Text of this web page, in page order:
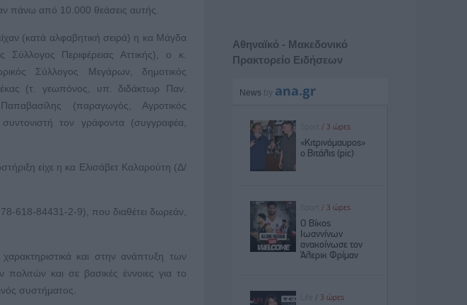
πάνω από 10.000 θεάσεις αυτής.
(κατά αλφαβητική σειρά) η κα Μάγδα
Σύλλογος Περιφέρειας Αττικής), ο κ.
Σύλλογος Μεγάρων, δημοτικός
(τ. γεωπόνος, υπ. διδάκτωρ Παν.
(παραγωγός, Αγροτικός
τον γράφοντα (συγγραφέα,
είχε η κα Ελισάβετ Καλαρούτη (Δ/
618-84431-2-9), που διαθέτει δωρεάν,
και στην ανάπτυξη των
και σε βασικές έννοιες για το
συστήματος.
Αθηναϊκό - Μακεδονικό
Πρακτορείο Ειδήσεων